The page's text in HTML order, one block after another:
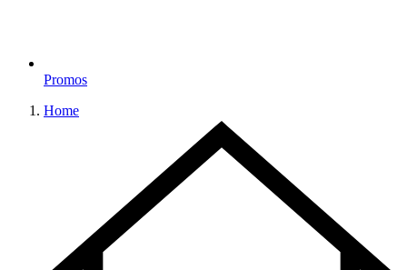
Promos
Home